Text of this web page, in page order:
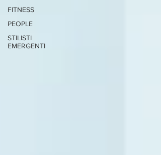
FITNESS
PEOPLE
STILISTI
EMERGENTI